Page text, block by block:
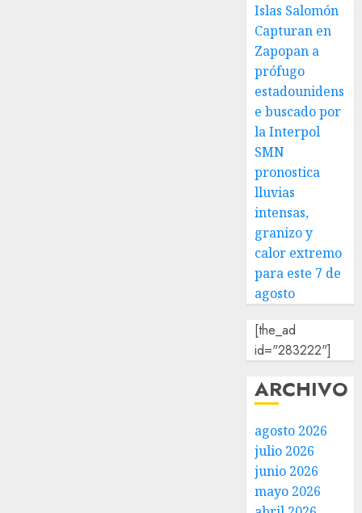
Islas Salomón
Capturan en
Zapopan a
prófugo
estadounidens
e buscado por
la Interpol
SMN
pronostica
lluvias
intensas,
granizo y
calor extremo
para este 7 de
agosto
[the_ad
id="283222"]
ARCHIVO
agosto 2026
julio 2026
junio 2026
mayo 2026